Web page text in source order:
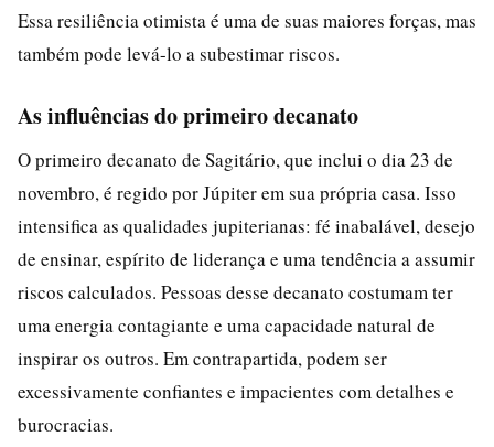
Essa resiliência otimista é uma de suas maiores forças, mas
também pode levá-lo a subestimar riscos.
As influências do primeiro decanato
O primeiro decanato de Sagitário, que inclui o dia 23 de
novembro, é regido por Júpiter em sua própria casa. Isso
intensifica as qualidades jupiterianas: fé inabalável, desejo
de ensinar, espírito de liderança e uma tendência a assumir
riscos calculados. Pessoas desse decanato costumam ter
uma energia contagiante e uma capacidade natural de
inspirar os outros. Em contrapartida, podem ser
excessivamente confiantes e impacientes com detalhes e
burocracias.